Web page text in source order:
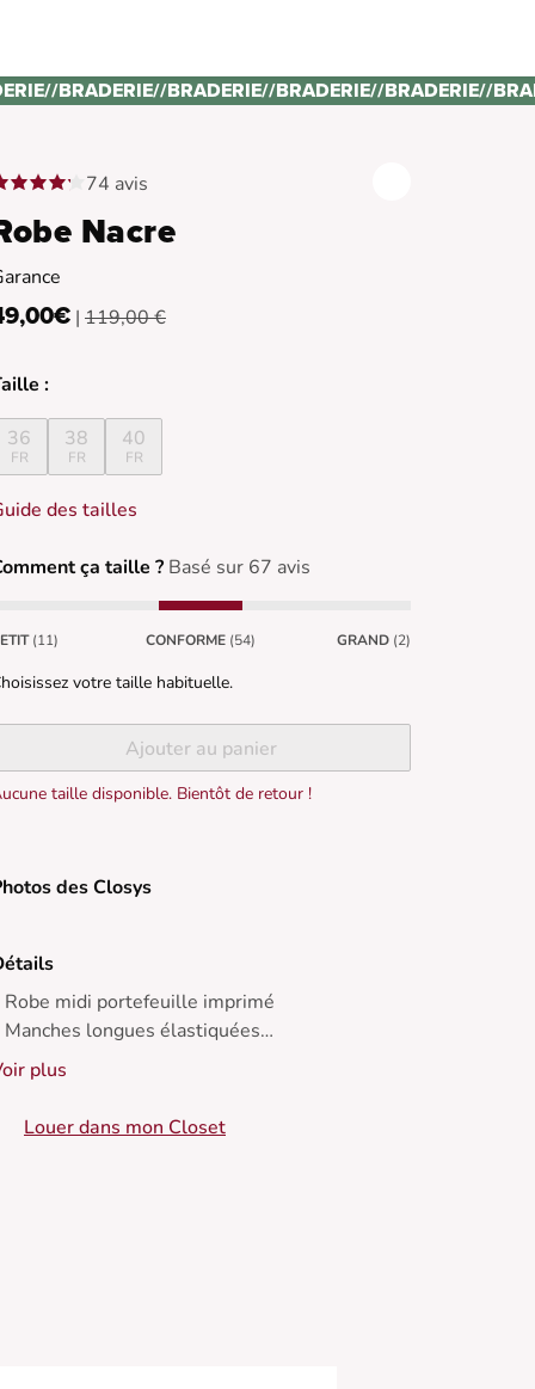
//BRADERIE//BRADERIE//BRADERIE//BRADERIE//
74 avis
Nacre
| 119,00 €
:
36
FR
38
FR
40
FR
des tailles
ça taille ? Basé sur 67 avis
(11) CONFORME (54) GRAND (2)
votre taille habituelle.
Ajouter au panier
taille disponible. Bientôt de retour !
des Closys
Manches longues élastiquées
Col V devant
• Découpes avec pinces
plus
Louer dans mon Closet